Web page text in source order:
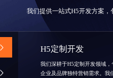
我们提供一站式H5开发方案，
H5定制开发
我们深耕于H5定制开发领域
企业及品牌独特营销需求。我